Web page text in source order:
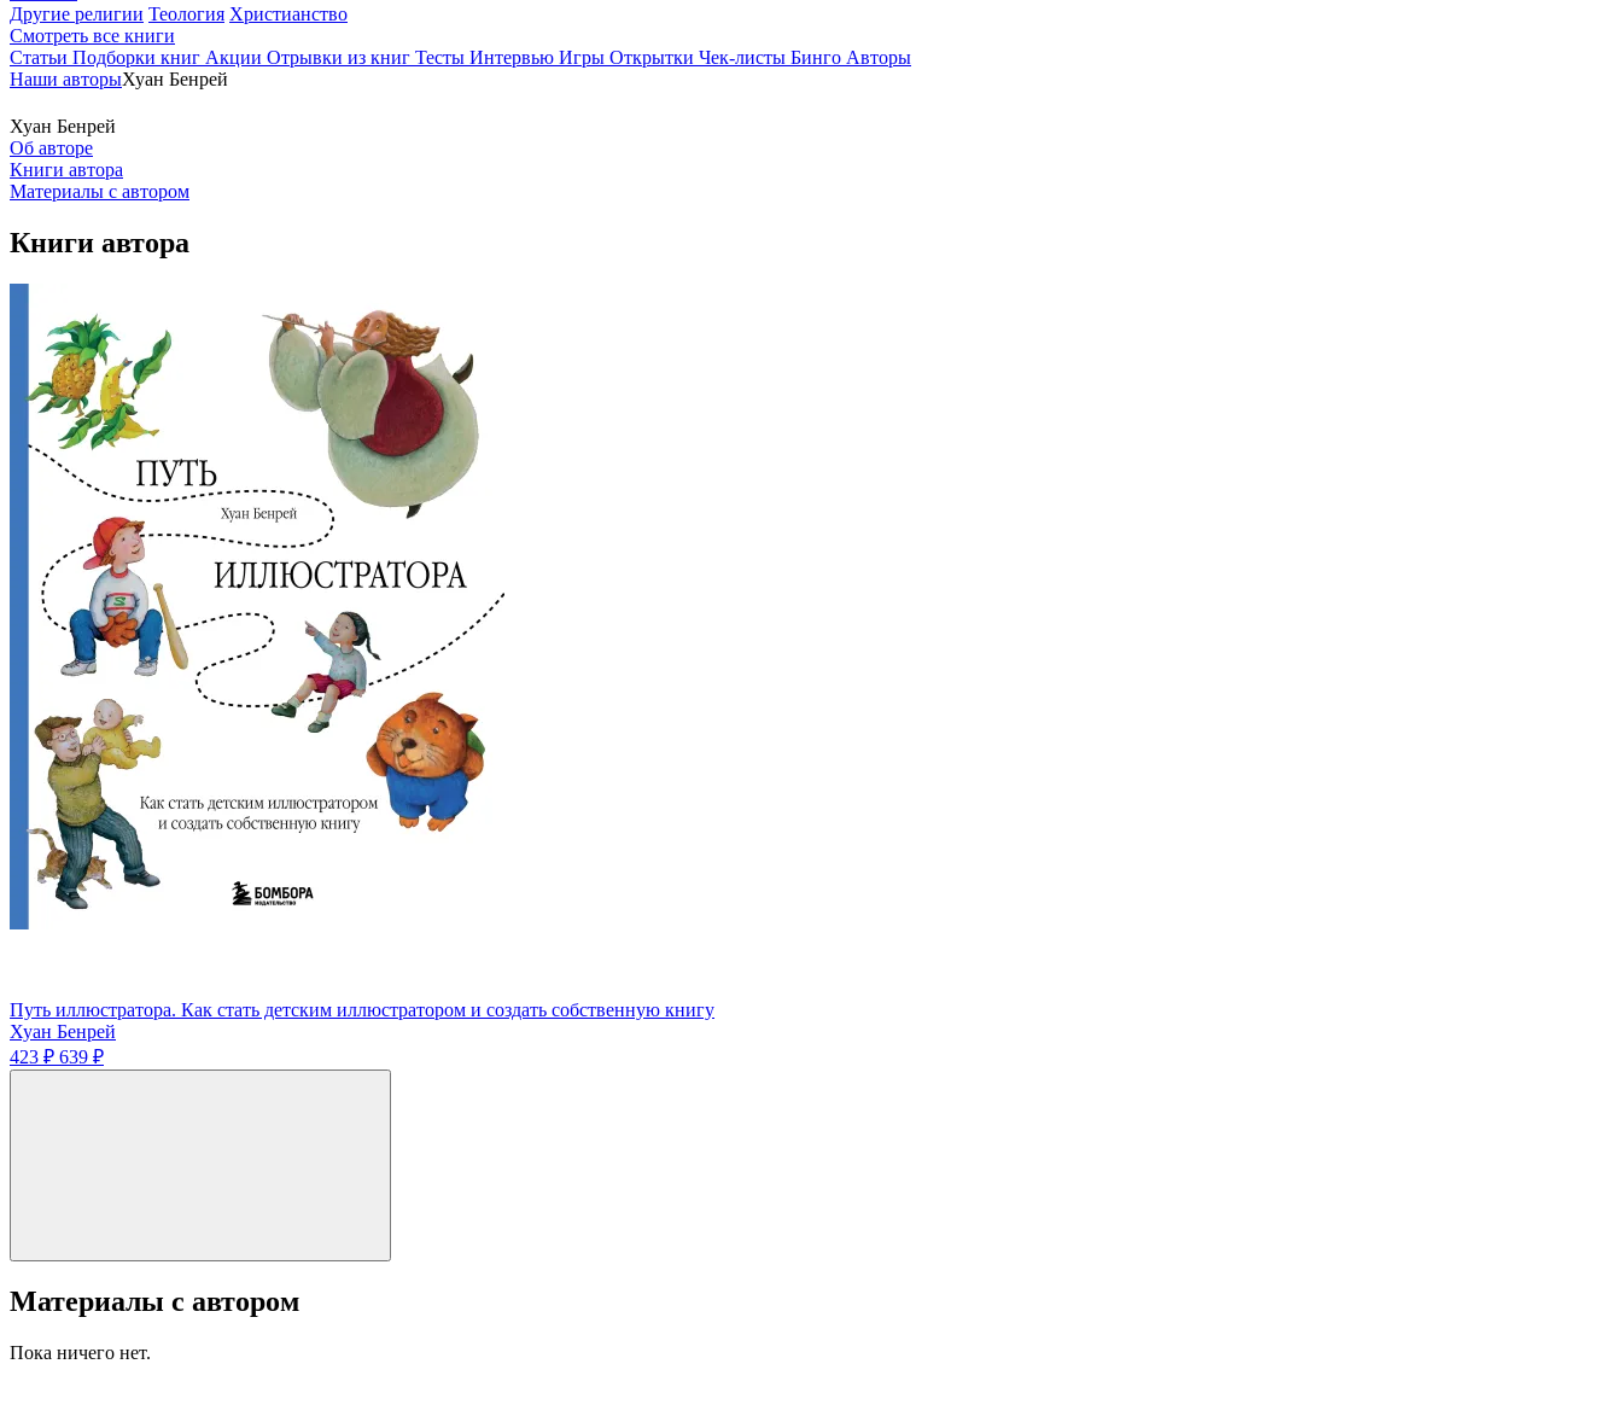
Другие религии Теология Христианство
Смотреть все книги
Статьи Подборки книг Акции Отрывки из книг Тесты Интервью Игры Открытки Чек-листы Бинго Авторы
Наши авторыХуан Бенрей
Хуан Бенрей
Об авторе
Книги автора
Материалы с автором
Книги автора
Путь иллюстратора. Как стать детским иллюстратором и создать собственную книгу
Хуан Бенрей
423 ₽ 639 ₽
Материалы с автором
Пока ничего нет.